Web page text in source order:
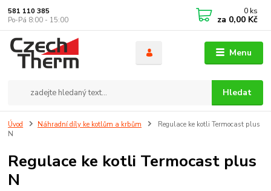
Menu
Hledat
581 110 385
Po-Pá 8:00 - 15:00
0 ks
za 0,00 Kč
Úvod Náhradní díly ke kotlům a krbům
Regulace ke kotli Termocast plus
N
Regulace ke kotli Termocast plus
N